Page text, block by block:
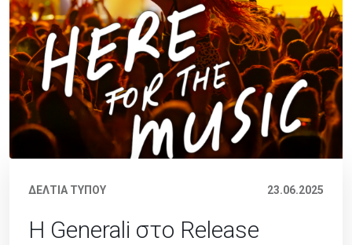
ΔΕΛΤΙΑ ΤΥΠΟΥ 23.06.2025
H Generali στο Release